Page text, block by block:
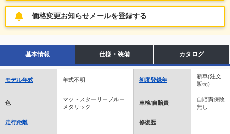
価格変更お知らせメールを登録する
基本情報 仕様・装備 カタログ
モデル年式 年式不明 初度登録年
新車(注文
販売)
色
マットスターリーブルー
メタリック
車検/自賠責
自賠責保険
無し
走行距離 ― 修復歴 ―